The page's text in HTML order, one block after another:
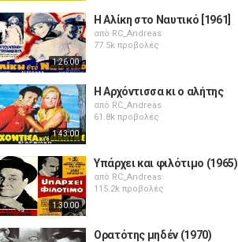
1:26:00
Η Αλίκη στο Ναυτικό [1961]
από RC_Andreas
77.5k προβολές
1:43:00
Η Αρχόντισσα κι ο αλήτης
από RC_Andreas
61.8k προβολές
1:30:00
Υπάρχει και φιλότιμο (1965)
από RC_Andreas
115.2k προβολές
Ορατότης μηδέν (1970)